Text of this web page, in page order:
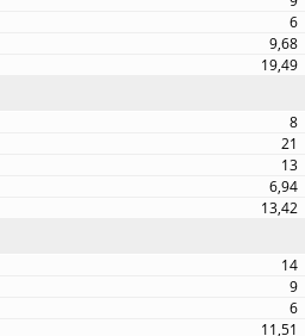
6
9,68
19,49
8
21
13
6,94
13,42
14
9
6
11,51